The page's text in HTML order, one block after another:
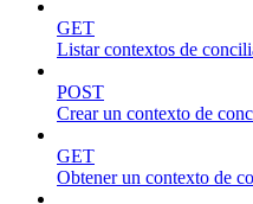
GET
Listar contextos de
POST
Crear un contexto de
GET
Obtener un contexto de